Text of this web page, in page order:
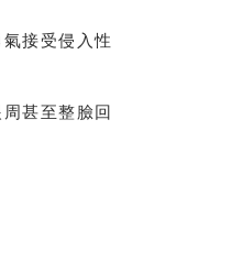
接受侵入性
甚至整臉回